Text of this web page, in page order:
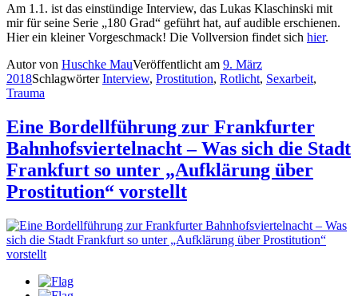
Am 1.1. ist das einstündige Interview, das Lukas Klaschinski mit
mir für seine Serie „180 Grad“ geführt hat, auf audible erschienen.
Hier ein kleiner Vorgeschmack! Die Vollversion findet sich hier.
Autorvon Huschke MauVeröffentlicht am 9. März
2018SchlagwörterInterview, Prostitution, Rotlicht, Sexarbeit,
Trauma
Eine Bordellführung zur Frankfurter
Bahnhofsviertelnacht – Was sich die Stadt
Frankfurt so unter „Aufklärung über
Prostitution“ vorstellt